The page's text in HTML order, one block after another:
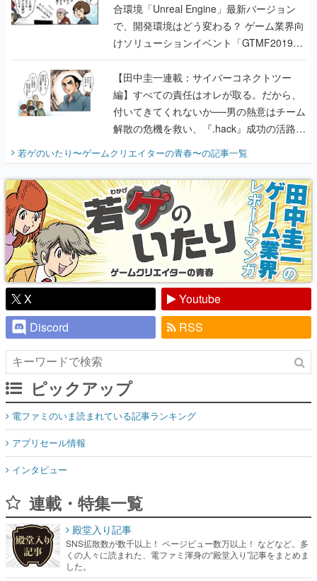
合環境「Unreal Engine」最新バージョン
で、開発環境はどう変わる？ ゲーム業界向
けソリューションイベント「GTMF2019」
に行って、より理解を深めよう【PR】
【田中圭一連載：サイバーコネクトツー
編】すべての責任はオレが取る。だから、
付いてきてくれないか──男の熱意はチーム
解散の危機を救い、『.hack』成功の活路を
『少年ジャンプ』色だった【若ゲのいた
り】
若ゲのいたり〜ゲームクリエイターの青春〜の記事一覧
X
Youtube
Discord
RSS
ピックアップ
電ファミのいま読まれている記事ランキング
アプリセール情報
インタビュー
連載・特集一覧
殿堂入り記事
SNS拡散数が数千以上！ ページビュー数万以上！ などなど。多
くの人々に読まれた、電ファミ渾身の“殿堂入り”記事をまとめま
した。